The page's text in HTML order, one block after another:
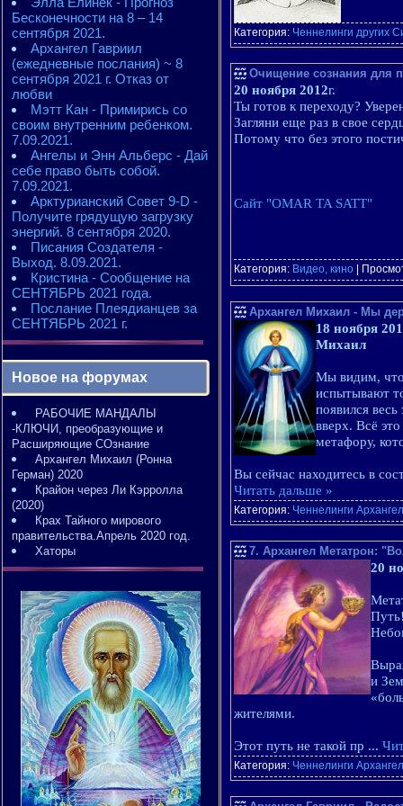
Бесконечности на 8 – 14
сентября 2021.
Архангел Гавриил
(ежедневные послания) ~ 8
сентября 2021 г. Отказ от
любви
Мэтт Кан - Примирись со
своим внутренним ребенком.
7.09.2021.
Ангелы и Энн Альберс - Дай
себе право быть собой.
7.09.2021.
Арктурианский Совет 9-D -
Получите грядущую загрузку
энергий. 8 сентября 2020.
Писания Создателя -
Выход. 8.09.2021.
Кристина - Сообщение на
СЕНТЯБРЬ 2021 года.
Послание Плеядианцев за
СЕНТЯБРЬ 2021 г.
Новое на форумах
РАБОЧИЕ МАНДАЛЫ
-КЛЮЧИ, преобразующие и
Расширяющие СОзнание
Архангел Михаил (Ронна
Герман) 2020
Крайон через Ли Кэрролла
(2020)
Крах Тайного мирового
правительства.Апрель 2020 год.
Хаторы
Категория: Ченнелинги других
Очищение сознания для
20 ноября 2012г.
Ты готов к переходу?
Загляни еще раз в свое
Потому что без этого
Сайт "OMAR TA SATT"
Категория: Видео, кино |
Архангел Михаил - Мы
18 ноября
Михаил
Мы видим, что
испытывают
появился
вверх. Всё
метафору,
Вы сейчас находитесь в
Читать дальше »
Категория: Ченнелинги
7. Архангел Метатрон:
20
и
жителями.
Этот путь не такой пр ...
Категория: Ченнелинги